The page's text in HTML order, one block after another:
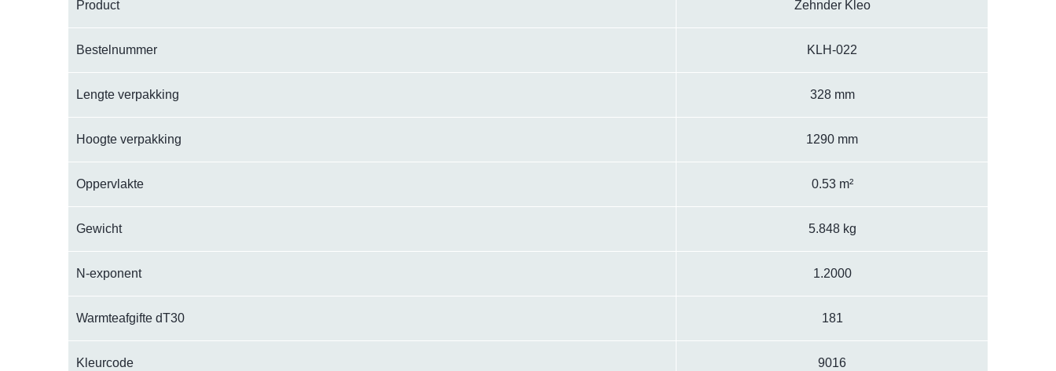
Product Zehnder Kleo
Bestelnummer KLH-022
Lengte verpakking 328 mm
Hoogte verpakking 1290 mm
Oppervlakte 0.53 m²
Gewicht 5.848 kg
N-exponent 1.2000
Warmteafgifte dT30 181
Kleurcode 9016